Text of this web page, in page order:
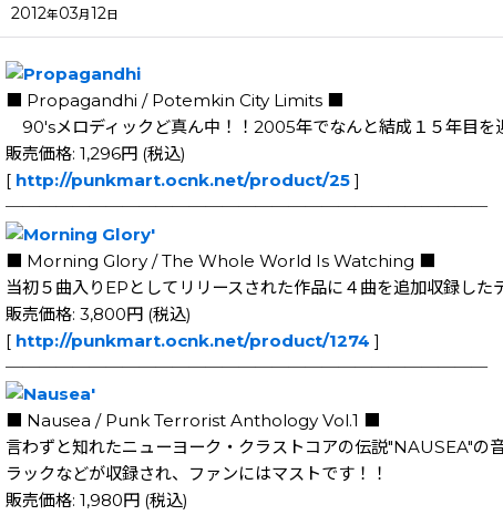
2012年03月12日
■ Propagandhi / Potemkin City Limits ■
90'sメロディックど真ん中！！2005年でなんと結成１５年目を
販売価格: 1,296円 (税込)
[ http://punkmart.ocnk.net/product/25 ]
─────────────────────────────
■ Morning Glory / The Whole World Is Watching ■
当初５曲入りEPとしてリリースされた作品に４曲を追加収録した
販売価格: 3,800円 (税込)
[ http://punkmart.ocnk.net/product/1274 ]
─────────────────────────────
■ Nausea / Punk Terrorist Anthology Vol.1 ■
言わずと知れたニューヨーク・クラストコアの伝説"NAUSEA"の
ラックなどが収録され、ファンにはマストです！！
販売価格: 1,980円 (税込)